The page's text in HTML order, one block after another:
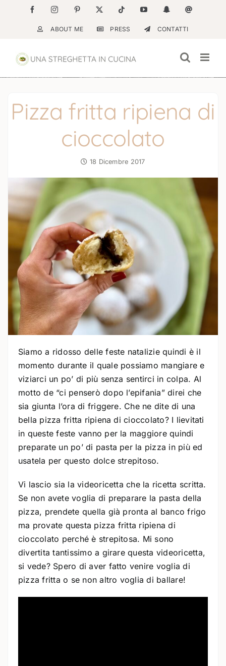
contenuto
FacebookInstagramPinterest Tiktok YouTubeSnapchatEmail
ABOUT ME PRESS CONTATTI
Pizza fritta ripiena di
cioccolato
18 Dicembre 2017
Siamo a ridosso delle feste natalizie quindi è il
momento durante il quale possiamo mangiare e
viziarci un po’ di più senza sentirci in colpa. Al
motto de “ci penserò dopo l’epifania” direi che
sia giunta l’ora di friggere. Che ne dite di una
bella pizza fritta ripiena di cioccolato? I lievitati
in queste feste vanno per la maggiore quindi
preparate un po’ di pasta per la pizza in più ed
usatela per questo dolce strepitoso.
Vi lascio sia la videoricetta che la ricetta scritta.
Se non avete voglia di preparare la pasta della
pizza, prendete quella già pronta al banco frigo
ma provate questa pizza fritta ripiena di
cioccolato perché è strepitosa. Mi sono
divertita tantissimo a girare questa videoricetta,
si vede? Spero di aver fatto venire voglia di
pizza fritta o se non altro voglia di ballare!